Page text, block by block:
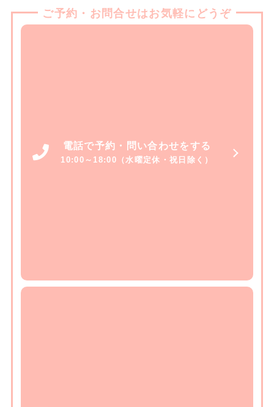
ご予約・お問合せはお気軽にどうぞ
電話で予約・問い合わせをする
10:00～18:00（水曜定休・祝日除く）